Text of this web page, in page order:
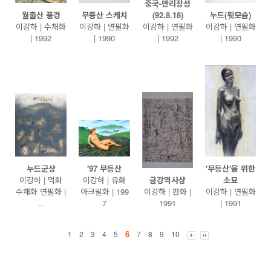
월출산 풍경
이강하 | 수채화
| 1992
무등산 스케치
이강하 | 연필화
| 1990
중국-만리장성
(92.8.18)
이강하 | 연필화
| 1992
누드(뒷모습)
이강하 | 연필화
| 1990
누드군상
이강하 | 먹화
수채화 연필화 |
..
'97 무등산
이강하 | 유화
아크릴화 | 199
7
금강역사상
이강하 | 판화 |
1991
'무등산'을 위한
소묘
이강하 | 연필화
| 1991
1 2 3 4 5 6 7 8 9 10